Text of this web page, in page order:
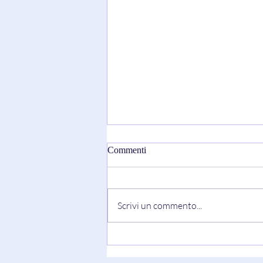
Commenti
Scrivi un commento...